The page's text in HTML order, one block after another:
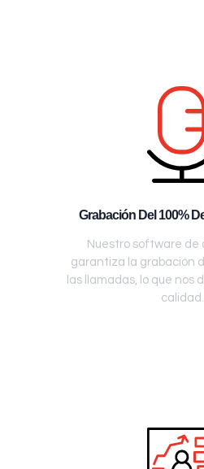
Grabación Del 100%
Nuestro software de
garantiza la grabación
las llamadas, lo que nos
calidad.